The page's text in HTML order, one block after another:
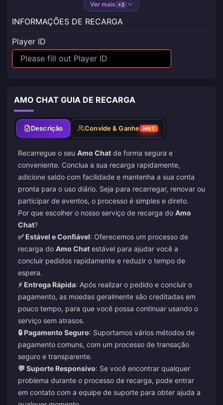
Ver mais +2
INFORMAÇÕES DE RECARGA
Player ID
AMO CHAT GUIA DE RECARGA
Descrição Convide & Ganhe HOT
Recarregue o seu Amo Chat de forma segura e
conveniente. Conclua a sua recarga rapidamente,
adicione saldo com facilidade e mantenha a sua conta
pronta para o uso diário. Seja para recarregar, renovar ou
participar de eventos, o processo é simples e direto.
Por que escolher o nosso serviço de recarga do Amo
Chat?
✅ Estável e Confiável: Oferecemos um processo de
recarga do Amo Chat estável para ajudar você a
concluir pedidos rapidamente e reduzir o tempo de
espera.
⚡ Entrega Rápida: Após realizar o pedido e concluir o
pagamento, as moedas geralmente são creditadas em
pouco tempo, para que você possa continuar usando o
serviço sem atrasos.
🔒 Pagamento Seguro: Suportamos vários métodos de
pagamento comuns, com um processo de transação
seguro e transparente.
💬 Suporte Responsivo: Se você encontrar qualquer
problema durante o processo de recarga, pode entrar
em contato com a equipe de suporte para obter ajuda a